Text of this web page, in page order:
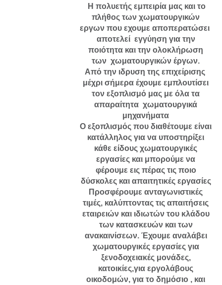
Η πολυετής εμπειρία μας και το
πλήθος των χωματουργικών
εργων που εχουμε αποπερατώσει
αποτελεί εγγύηση για την
ποιότητα και την ολοκλήρωση
των χωματουργικών έργων.
Από την ιδρυση της επιχείρισης
μέχρι σήμερα έχουμε εμπλουτίσει
τον εξοπλισμό μας με όλα τα
απαραίτητα χωματουργικά
μηχανήματα
Ο εξοπλισμός που διαθέτουμε είναι
κατάλληλος για να υποστηρίξει
κάθε είδους χωματουργικές
εργασίες και μπορούμε να
φέρουμε εις πέρας τις ποιο
δύσκολες και απαιτητικές εργασίες
Προσφέρουμε ανταγωνιστικές
τιμές, καλύπτοντας τις απαιτήσεις
εταιρειών και ιδιωτών του κλάδου
των κατασκευών και των
ανακαινίσεων. Έχουμε αναλάβει
χωματουργικές εργασίες για
ξενοδοχειακές μονάδες,
κατοικίες,για εργολάβους
οικοδομών, για το δημόσιο , και